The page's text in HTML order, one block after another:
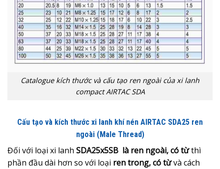
Catalogue kích thước và cấu tạo ren ngoài của xi lanh
compact AIRTAC SDA
Cấu tạo và kích thước xi lanh khí nén AIRTAC SDA25 ren
ngoài (Male Thread)
Đối với loại xi lanh SDA25x5SB là ren ngoài, có từthì
phần đầu dài hơn so với loại ren trong, có từvà cách